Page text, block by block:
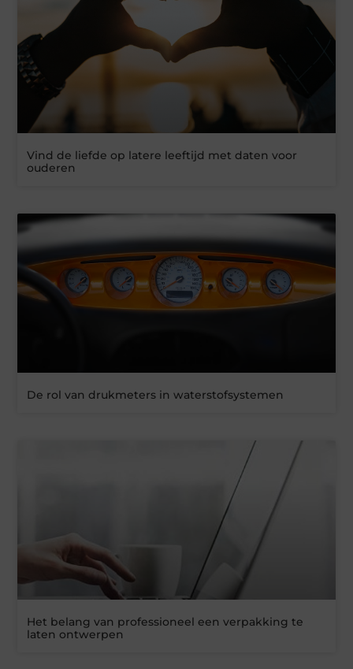
Vind de liefde op latere leeftijd met daten voor
ouderen
De rol van drukmeters in waterstofsystemen
Het belang van professioneel een verpakking te
laten ontwerpen